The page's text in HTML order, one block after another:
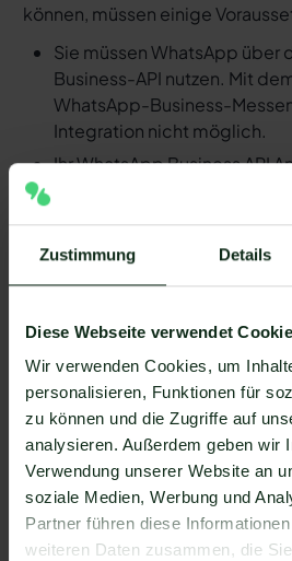
Zustimmung Details
Diese Webseite verwendet
Wir verwenden Cookies, um
personalisieren, Funktionen für
zu können und die Zugriffe auf
analysieren. Außerdem geben wir
Verwendung unserer Website an
soziale Medien, Werbung und
Partner führen diese
weiteren Daten zusammen, die
können, müssen einige
Sie müssen WhatsApp über
Business-API nutzen. Mit
WhatsApp-Business-
Integration nicht möglich.
Ihr WhatsApp Business API
nötige Software
zu ermöglichen. Längst
WhatsApp API sind in der
von FUGO Digital Signage
Zapier Integration über
können. Darunter ist
Signage !
Da der Einrichtungsprozess der
dem Anbieter der WhatsApp
differenziert, gibt es keine
Anleitung. Wir zeigen Ihnen im
Einrichtung der Integration von